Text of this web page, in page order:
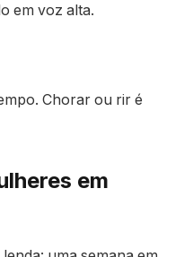
em voz alta.
Chorar ou rir é
em